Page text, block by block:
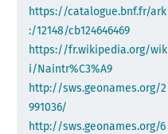
https://catalogue.bnf.fr/ark
:/12148/cb124646469
https://fr.wikipedia.org/wik
i/Naintr%C3%A9
http://sws.geonames.org/2
991036/
http://sws.geonames.org/6